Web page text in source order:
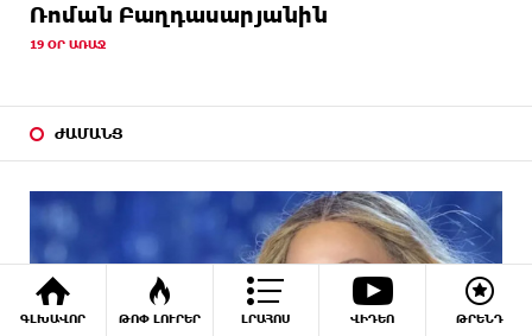
ԳԼԽԱՎՈՐ ԹՈՓ ԼՈՒՐԵՐ ԼՐԱՀՈՍ ՎԻԴԵՈ ԹՐԵՆԴ
Ռոման Բաղդասարյանին
19 ՕՐ ԱՌԱՋ
ԺԱՄԱՆՑ